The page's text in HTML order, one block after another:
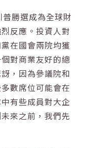
勝選成為全球財
反應。投資人對
在國會兩院均獲
對商業友好的總
，因為參議院和
數席位可能會在
有些成員對大企
來之前，我們先